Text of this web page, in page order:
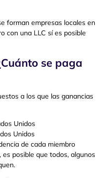
forman empresas locales en
con una LLC sí es posible
se paga
a los que las ganancias
Unidos
Unidos
de cada miembro
posible que todos, algunos